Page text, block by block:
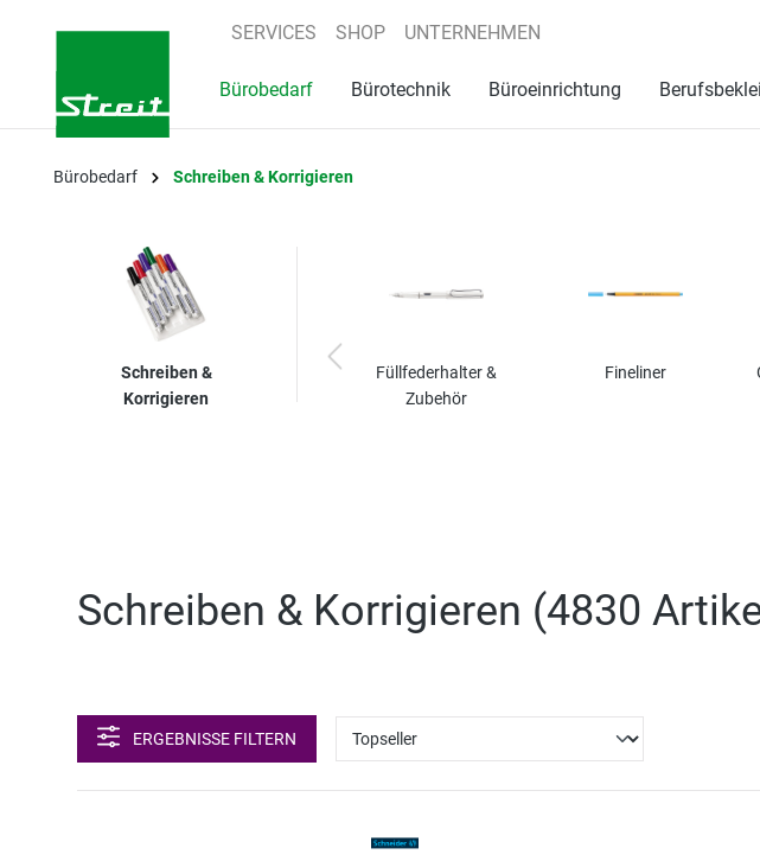
Zur Hauptnavigation springen
SERVICES SHOP UNTERNEHMEN
Bürobedarf Bürotechnik Büroeinrichtung
Bürobedarf Schreiben & Korrigieren
Schreiben &
Korrigieren
Füllfederhalter &
Zubehör
Fineliner
Schreiben & Korrigieren (4830
ERGEBNISSE FILTERN